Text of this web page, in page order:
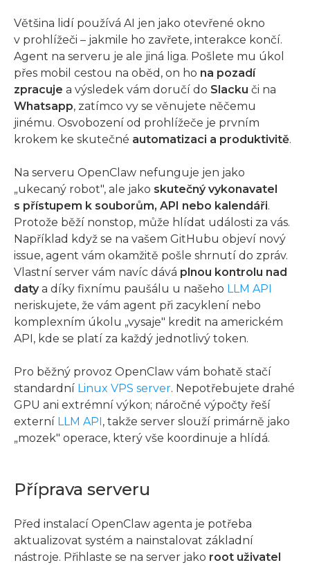
Většina lidí používá AI jen jako otevřené okno
v prohlížeči – jakmile ho zavřete, interakce končí.
Agent na serveru je ale jiná liga. Pošlete mu úkol
přes mobil cestou na oběd, on ho na pozadí
zpracuje a výsledek vám doručí do Slacku či na
Whatsapp, zatímco vy se věnujete něčemu
jinému. Osvobození od prohlížeče je prvním
krokem ke skutečné automatizaci a produktivitě.
Na serveru OpenClaw nefunguje jen jako
„ukecaný robot", ale jako skutečný vykonavatel
s přístupem k souborům, API nebo kalendáři.
Protože běží nonstop, může hlídat události za vás.
Například když se na vašem GitHubu objeví nový
issue, agent vám okamžitě pošle shrnutí do zpráv.
Vlastní server vám navíc dává plnou kontrolu nad
datya díky fixnímu paušálu u našeho LLM API
neriskujete, že vám agent při zacyklení nebo
komplexním úkolu „vysaje" kredit na americkém
API, kde se platí za každý jednotlivý token.
Pro běžný provoz OpenClaw vám bohatě stačí
standardní Linux VPS server. Nepotřebujete drahé
GPU ani extrémní výkon; náročné výpočty řeší
externí LLM API, takže server slouží primárně jako
„mozek" operace, který vše koordinuje a hlídá.
Příprava serveru
Před instalací OpenClaw agenta je potřeba
aktualizovat systém a nainstalovat základní
nástroje. Přihlaste se na server jako root uživatel